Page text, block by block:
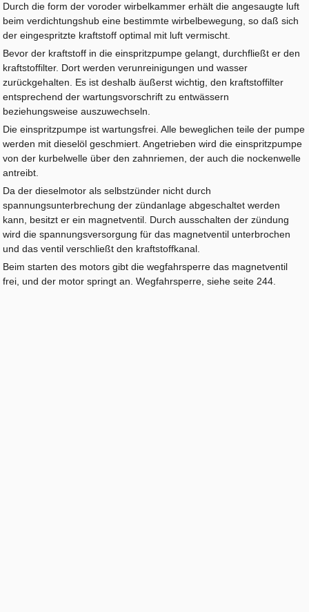
Durch die form der voroder wirbelkammer erhält die angesaugte luft
beim verdichtungshub eine bestimmte wirbelbewegung, so daß sich
der eingespritzte kraftstoff optimal mit luft vermischt.
Bevor der kraftstoff in die einspritzpumpe gelangt, durchfließt er den
kraftstoffilter. Dort werden verunreinigungen und wasser
zurückgehalten. Es ist deshalb äußerst wichtig, den kraftstoffilter
entsprechend der wartungsvorschrift zu entwässern
beziehungsweise auszuwechseln.
Die einspritzpumpe ist wartungsfrei. Alle beweglichen teile der pumpe
werden mit dieselöl geschmiert. Angetrieben wird die einspritzpumpe
von der kurbelwelle über den zahnriemen, der auch die nockenwelle
antreibt.
Da der dieselmotor als selbstzünder nicht durch
spannungsunterbrechung der zündanlage abgeschaltet werden
kann, besitzt er ein magnetventil. Durch ausschalten der zündung
wird die spannungsversorgung für das magnetventil unterbrochen
und das ventil verschließt den kraftstoffkanal.
Beim starten des motors gibt die wegfahrsperre das magnetventil
frei, und der motor springt an. Wegfahrsperre, siehe seite 244.